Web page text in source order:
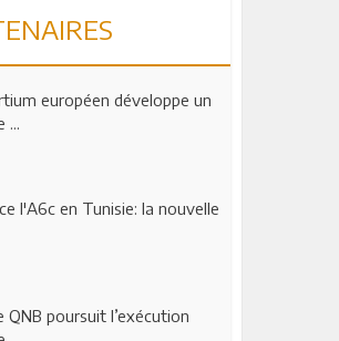
européen développe un
...
l'A6c en Tunisie: la nouvelle
QNB poursuit l’exécution